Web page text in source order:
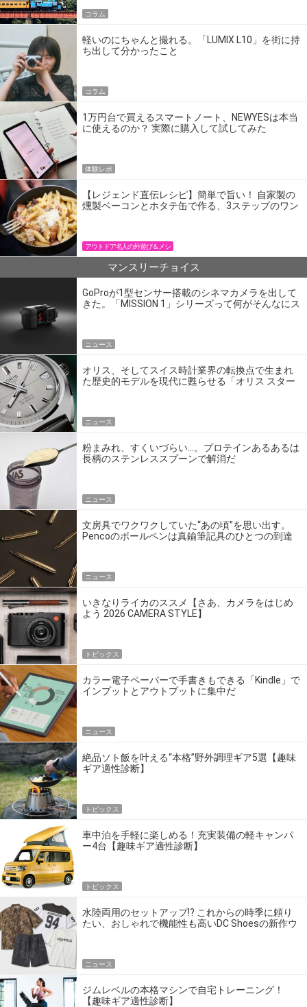
コラム
軽いのにちゃんと撮れる。「LUMIX L10」を街に持
ち出して分かったこと
コラム
1万円台で買えるスマートノート、NEWYESは本当
に使えるのか？ 実際に購入して試してみた
体験レポ
【レジェンド直伝レシピ】簡単で旨い！ 自家製の
燻製ベーコンとホタテ缶で作る、3ステップのワン
アウトドア名人の外遊び＆メシ
マンスリーチョイス
GoProが1型センサー搭載のシネマカメラを出して
きた。「MISSION 1」シリーズって何がそんなにス
ニュース
オリス、そしてスイス時計業界の転換点で生まれ
た歴史的モデルを現代に甦らせる「オリス スター
ニュース
粉まみれ、すくいづらい…。プロテインあるあるは
長柄のステンレススプーンで解消だ
ニュース
文房具でワクワクしていた“あの頃”を思い出す。
Pencoのボールペンは真鍮筆記具のひとつの到達
ニュース
いきなりライカのススメ【さあ、カメラをはじめ
よう 2026 CAMERA STYLE】
トピックス
カラー電子ペーパーで手書きもできる「Kindle」で
インプットとアウトプットに集中だ
ニュース
絶品ソト飯を叶える“本格”野外調理ギア5選【趣味
ギア適性診断】
トピックス
車中泊を手軽に楽しめる！充実装備の軽キャンパ
ー4台【趣味ギア適性診断】
トピックス
水陸両用のセットアップ!? これからの時季に頼り
たい、おしゃれで機能性も高いDC Shoesの新作ウ
ニュース
ジムレベルの本格マシンで自宅トレーニング！
【趣味ギア適性診断】